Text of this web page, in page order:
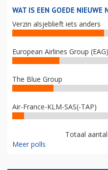
WAT IS EEN GOEDE NIEUWE
Verzin alsjeblieft iets anders
European Airlines Group (EAG)
The Blue Group
Air-France-KLM-SAS(-TAP)
Totaal
Meer polls